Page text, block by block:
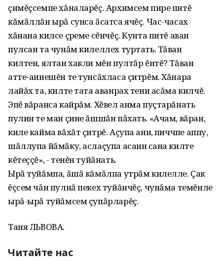
çимĕçсемпе хăналарĕç. Архимсем пире питĕ
кăмăллăн ырă сунса ăсатса ячĕç. Час-часах
хăнана килсе çӳреме сĕнчĕç. Кунта питĕ аван
пулсан та чунăм килеллех туртать. Тăван
килтен, ялтан хакли мĕн пултăр ĕнтĕ? Тăван
атте-аннешĕн те тунсăхласа çитрĕм. Хăнара
лайăх та, килте тата аванрах тени асăма килчĕ.
Эпĕ вăранса кайрăм. Хĕвел анма пуçтарăнать
пулин те ман çине ăшшăн пăхать. «Ачам, вăран,
киле кайма вăхăт çитрĕ. Аçупа аннӳ, пиччӳпе аппу,
шăллупа йăмăку, аслаçупа асаннӳ сана килте
кĕтеççĕ», - тенĕн туйăнать.
Ырă туйăмпа, ăшă кăмăлпа утрăм килелле. Çак
ĕçсем чăн пулнă пекех туйăнчĕç, чунăма темĕнле
ырă-ырă туйăмсем çупăрларĕç.
Таня ЛЬВОВА.
Читайте нас